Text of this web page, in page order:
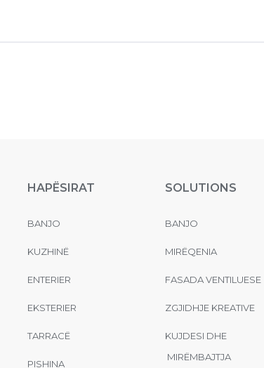
HAPËSIRAT
BANJO
KUZHINË
ENTERIER
EKSTERIER
TARRACË
PISHINA
SOLUTIONS
BANJO
MIRËQENIA
FASADA VENTILUESE
ZGJIDHJE KREATIVE
KUJDESI DHE
MIRËMBAJTJA